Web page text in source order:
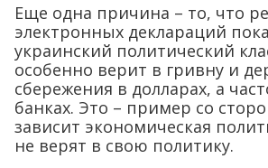
Еще одна причина – то, что
электронных деклараций
украинский политический
особенно верит в гривну и
сбережения в долларах, а
банках. Это – пример со
зависит экономическая
не верят в свою политику.